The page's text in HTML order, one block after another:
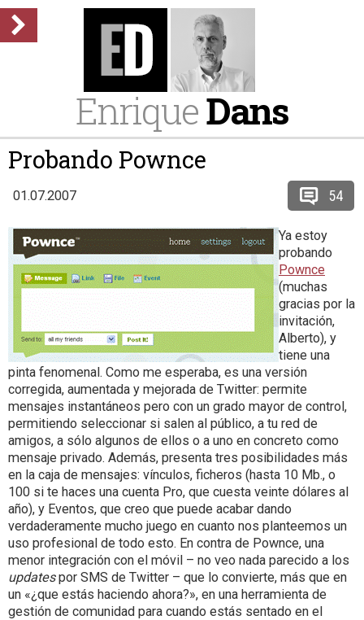
EnriqueDans
Probando Pownce
01.07.2007 54
Ya estoy
probando
Pownce
(muchas
gracias por la
invitación,
Alberto), y
tiene una
pinta fenomenal. Como me esperaba, es una versión
corregida, aumentada y mejorada de Twitter: permite
mensajes instantáneos pero con un grado mayor de control,
permitiendo seleccionar si salen al público, a tu red de
amigos, a sólo algunos de ellos o a uno en concreto como
mensaje privado. Además, presenta tres posibilidades más
en la caja de mensajes: vínculos, ficheros (hasta 10 Mb., o
100 si te haces una cuenta Pro, que cuesta veinte dólares al
año), y Eventos, que creo que puede acabar dando
verdaderamente mucho juego en cuanto nos planteemos un
uso profesional de todo esto. En contra de Pownce, una
menor integración con el móvil – no veo nada parecido a los
updatespor SMS de Twitter – que lo convierte, más que en
un «¿que estás haciendo ahora?», en una herramienta de
gestión de comunidad para cuando estás sentado en el